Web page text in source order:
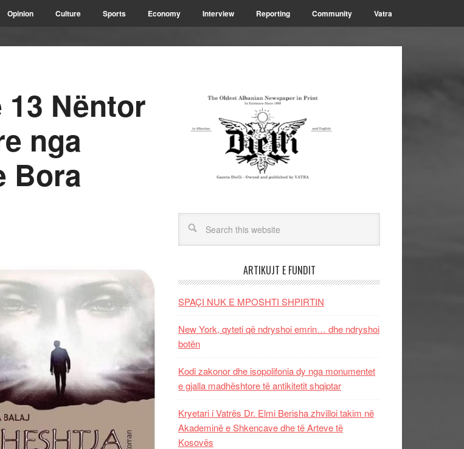
Opinion Culture Sports Economy Interview Reporting Community Vatra
Nëntor
nga
Bora
ARTIKUJT E FUNDIT
SPAÇI NUK E MPOSHTI SHPIRTIN
New York, qyteti që ndryshoi emrin… dhe ndryshoi
botën
Kodi zakonor dhe isopolifonia dy nga monumentet
e gjalla madhështore të antikitetit shqiptar
Kryetari i Vatrës Dr. Elmi Berisha zhvilloi takim në
Akademinë e Shkencave dhe të Arteve të
Kosovës